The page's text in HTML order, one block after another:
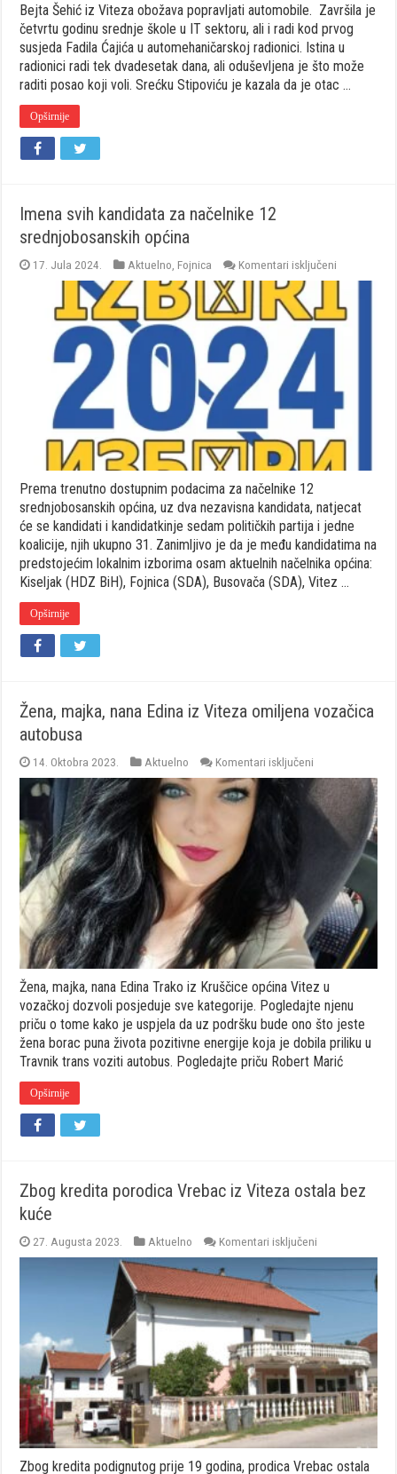
Bejta Šehić iz Viteza obožava popravljati automobile. Završila je
četvrtu godinu srednje škole u IT sektoru, ali i radi kod prvog
susjeda Fadila Ćajića u automehaničarskoj radionici. Istina u
radionici radi tek dvadesetak dana, ali oduševljena je što može
raditi posao koji voli. Srećku Stipoviću je kazala da je otac …
Opširnije
Imena svih kandidata za načelnike 12
srednjobosanskih općina
17. Jula 2024. Aktuelno Fojnica Komentari isključeni
Imena
kandidata
za
Prema trenutno dostupnim podacima za načelnike 12
srednjobosanskih općina, uz dva nezavisna kandidata, natjecat
će se kandidati i kandidatkinje sedam političkih partija i jedne
koalicije, njih ukupno 31. Zanimljivo je da je među kandidatima na
predstojećim lokalnim izborima osam aktuelnih načelnika općina:
Kiseljak (HDZ BiH), Fojnica (SDA), Busovača (SDA), Vitez …
Opširnije
Žena, majka, nana Edina iz Viteza omiljena vozačica
autobusa
14. Oktobra 2023. Aktuelno Komentari isključeni
Žena,
majka,
nana
Edina
omiljena
vozačica
autobusa
Žena, majka, nana Edina Trako iz Kruščice općina Vitez u
vozačkoj dozvoli posjeduje sve kategorije. Pogledajte njenu
priču o tome kako je uspjela da uz podršku bude ono što jeste
žena borac puna života pozitivne energije koja je dobila priliku u
Travnik trans voziti autobus. Pogledajte priču Robert Marić
Opširnije
Zbog kredita porodica Vrebac iz Viteza ostala bez
kuće
27. Augusta 2023. Aktuelno Komentari isključeni
Zbog
iz
ostala
bez
kuće
Zbog kredita podignutog prije 19 godina, prodica Vrebac ostala